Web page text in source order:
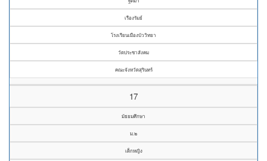
เรืองรัมย์
โรงเรียนเมืองบัววิทยา
วัดประชาสังคม
คณะจังหวัดสุรินทร์
17
มัธยมศึกษา
ม.๒
เด็กหญิง